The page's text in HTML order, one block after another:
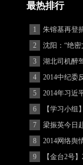
最热排行
1
朱镕基再登
2
沈阳：“绝密
3
湖北司机醉
(图)
4
2014中纪委
更忙
5
2014年习近
6
【学习小组
7
梁振英今日
8
2014网络舆
著增强
9
【金台2号